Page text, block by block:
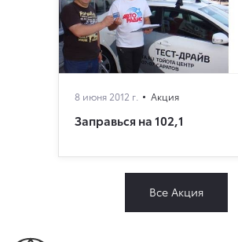
8 июня 2012 г. Акция
Заправься на 102,1
Все Акция